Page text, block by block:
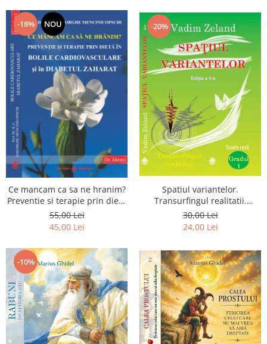
-18% NOU
Ce mancam ca sa ne hranim?
Preventie si terapie prin dieta
in bolile cardiovasculare si in
diabetul zaharat
55,00 Lei
45,00 Lei
-20%
Spatiul variantelor.
Transurfingul realitatii.
Gradul 1. Cum sa ne
dezvoltam intuitia si sa ne
alegem soarta
30,00 Lei
24,00 Lei
-10%